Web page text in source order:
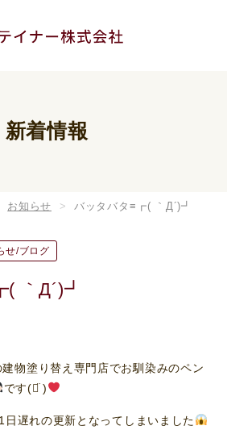
新着情報
お知らせ バッタバタ≡┏( ｀Д´)┛
せ/ブログ
｀Д´)┛
物塗り替え専門店でお馴染みのペン
です(ᯅ̈ )
遅れの更新となってしまいました